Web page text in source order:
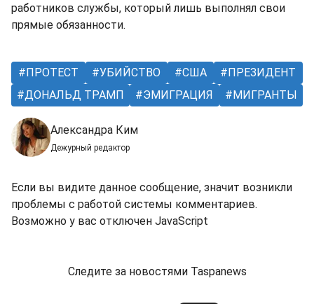
работников службы, который лишь выполнял свои
прямые обязанности.
ПРОТЕСТ УБИЙСТВО США
ПРЕЗИДЕНТ
ДОНАЛЬД ТРАМП
ЭМИГРАЦИЯ МИГРАНТЫ
Александра Ким
Дежурный редактор
Если вы видите данное сообщение, значит возникли
проблемы с работой системы комментариев.
Возможно у вас отключен JavaScript
Следите за новостями Taspanews